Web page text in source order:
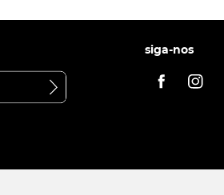
siga-nos